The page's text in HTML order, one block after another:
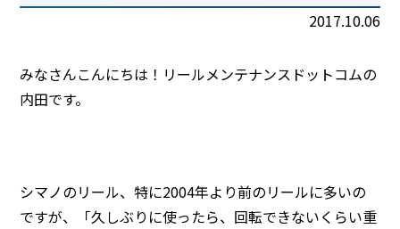
2017.10.06
みなさんこんにちは！リールメンテナンスドットコムの
内田です。
シマノのリール、特に2004年より前のリールに多いの
ですが、「久しぶりに使ったら、回転できないくらい重